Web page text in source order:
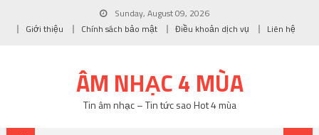
Sunday, August 09, 2026
Giới thiệu
Chính sách bảo mật Điều khoản dịch vụ Liên hệ
ÂM NHẠC 4 MÙA
Tin âm nhạc – Tin tức sao Hot 4 mùa